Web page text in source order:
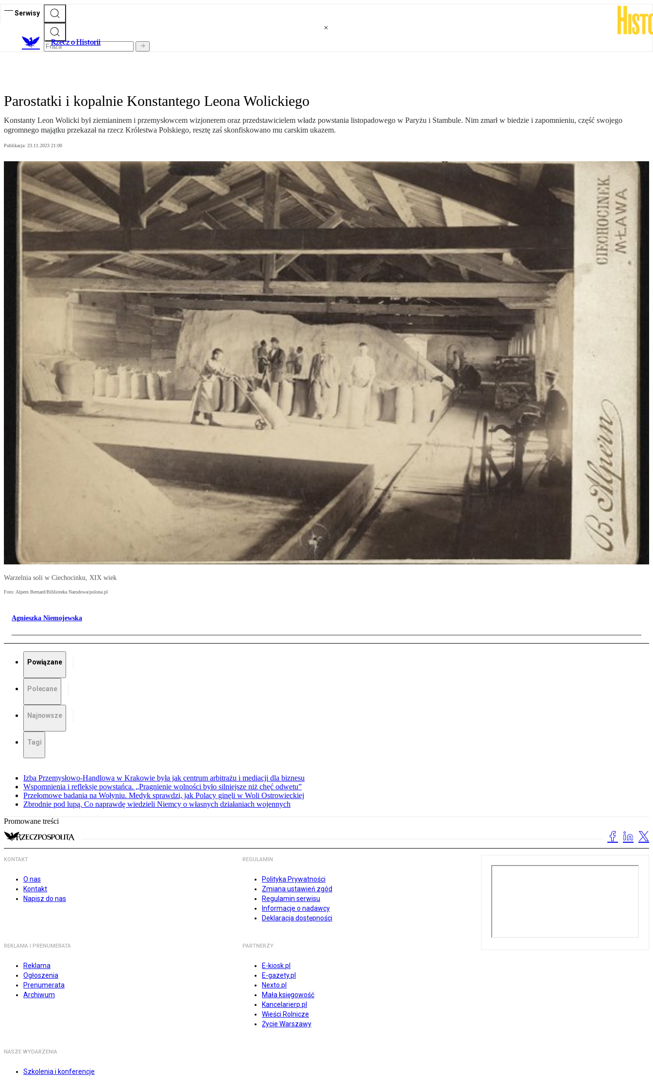
Serwisy
Rzecz o Historii
Parostatki i kopalnie Konstantego Leona Wolickiego
Konstanty Leon Wolicki był ziemianinem i przemysłowcem wizjonerem oraz przedstawicielem władz powstania listopadowego w Paryżu i Stambule. Nim zmarł w biedzie i zapomnieniu, część swojego
ogromnego majątku przekazał na rzecz Królestwa Polskiego, resztę zaś skonfiskowano mu carskim ukazem.
Publikacja: 23.11.2023 21:00
Warzelnia soli w Ciechocinku, XIX wiek
Foto: Alpern Bernard/Biblioteka Narodowa/polona.pl
Agnieszka Niemojewska
Powiązane
Polecane
Najnowsze
Tagi
Izba Przemysłowo-Handlowa w Krakowie była jak centrum arbitrażu i mediacji dla biznesu
Wspomnienia i refleksje powstańca. „Pragnienie wolności było silniejsze niż chęć odwetu”
Przełomowe badania na Wołyniu. Medyk sprawdzi, jak Polacy ginęli w Woli Ostrowieckiej
Zbrodnie pod lupą. Co naprawdę wiedzieli Niemcy o własnych działaniach wojennych
Promowane treści
KONTAKT
O nas
Kontakt
Napisz do nas
REGULAMIN
Polityka Prywatności
Zmiana ustawień zgód
Regulamin serwisu
Informacje o nadawcy
Deklaracja dostępności
REKLAMA I PRENUMERATA
Reklama
Ogłoszenia
Prenumerata
Archiwum
PARTNERZY
E-kiosk.pl
E-gazety.pl
Nexto.pl
Mała księgowość
Kancelarierp.pl
Wieści Rolnicze
Życie Warszawy
NASZE WYDARZENIA
Szkolenia i konferencje